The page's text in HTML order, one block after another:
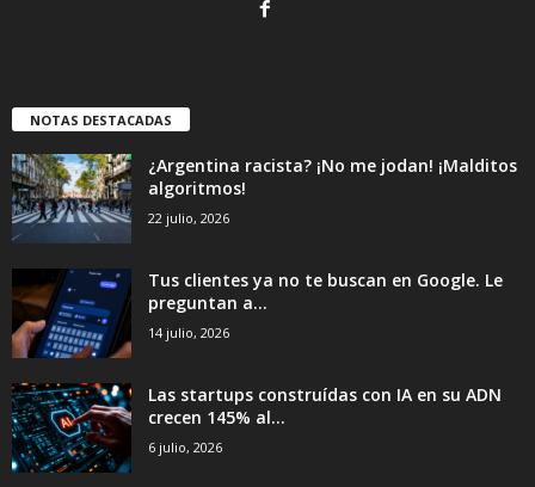
NOTAS DESTACADAS
¿Argentina racista? ¡No me jodan! ¡Malditos
algoritmos!
22 julio, 2026
Tus clientes ya no te buscan en Google. Le
preguntan a...
14 julio, 2026
Las startups construídas con IA en su ADN
crecen 145% al...
6 julio, 2026